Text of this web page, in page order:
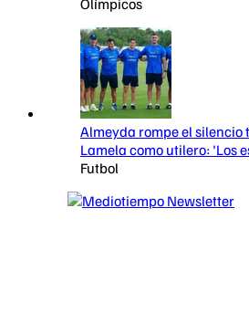
Almeyda rompe el silencio
Lamela como utilero: 'Los
Futbol